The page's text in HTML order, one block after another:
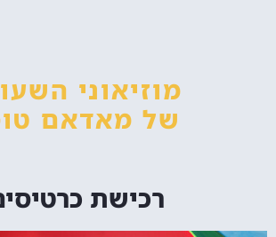
מוזיאוני
של מאדאם
רכישת